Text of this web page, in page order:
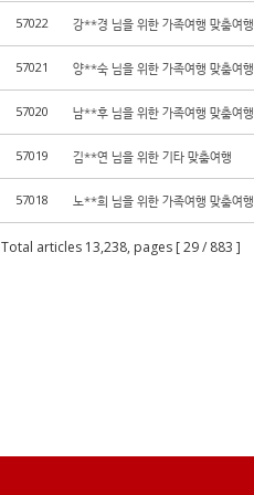
57022 강**경 님을 위한 가족여행 맞춤여행
57021 양**숙 님을 위한 가족여행 맞춤여행
57020 남**후 님을 위한 가족여행 맞춤여행
57019 김**연 님을 위한 기타 맞춤여행
57018 노**희 님을 위한 가족여행 맞춤여행
Total articles 13,238, pages [ 29 / 883 ]